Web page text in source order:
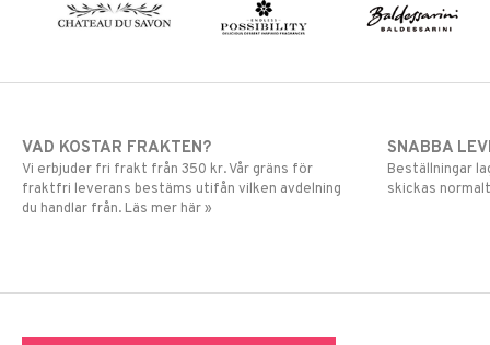
VAD KOSTAR FRAKTEN?
Vi erbjuder fri frakt från 350 kr. Vår gräns för
fraktfri leverans bestäms utifån vilken avdelning
du handlar från. Läs mer här »
SNABBA
Beställningar
skickas